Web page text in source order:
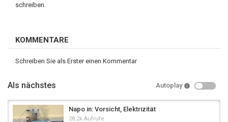
schreiben.
KOMMENTARE
Schreiben Sie als Erster einen Kommentar
Als nächstes Autoplay
Napo in: Vorsicht, Elektrizität
28.2k Aufrufe